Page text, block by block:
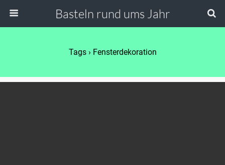
Basteln rund ums Jahr
Tags › Fensterdekoration